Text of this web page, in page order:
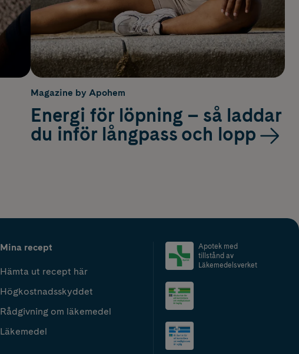
Magazine by Apohem
Energi för löpning – så laddar
du inför långpass och lopp
Mina recept
Hämta ut recept här
Högkostnadsskyddet
Rådgivning om läkemedel
Läkemedel
Apotek med
tillstånd av
Läkemedelsverket